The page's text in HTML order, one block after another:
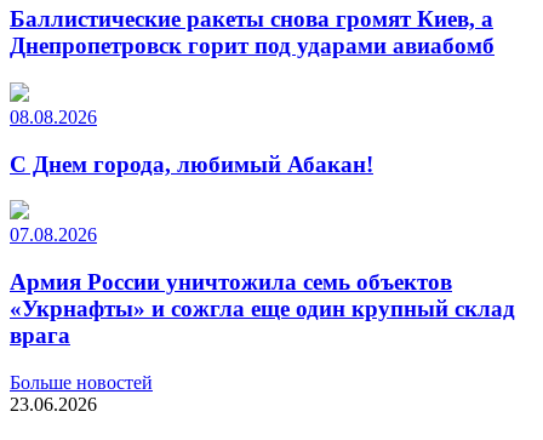
Баллистические ракеты снова громят Киев, а
Днепропетровск горит под ударами авиабомб
08.08.2026
С Днем города, любимый Абакан!
07.08.2026
Армия России уничтожила семь объектов
«Укрнафты» и сожгла еще один крупный склад
врага
Больше новостей
23.06.2026